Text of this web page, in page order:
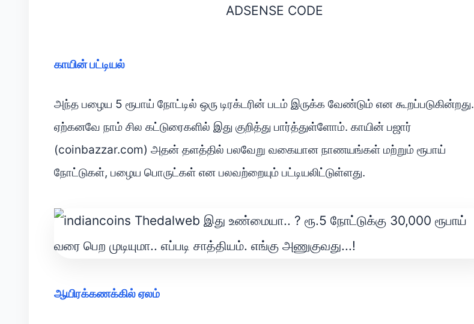
ADSENSE CODE
காயின் பட்டியல்
அந்த பழைய 5 ரூபாய் நோட்டில் ஒரு டிரக்டரின் படம் இருக்க வேண்டும் என கூறப்படுகின்றது.
ஏற்கனவே நாம் சில கட்டுரைகளில் இது குறித்து பார்த்துள்ளோம். காயின் பஜார்
(coinbazzar.com) அதன் தளத்தில் பலவேறு வகையான நாணயங்கள் மற்றும் ரூபாய்
நோட்டுகள், பழைய பொருட்கள் என பலவற்றையும் பட்டியலிட்டுள்ளது.
ஆயிரக்கணக்கில் ஏலம்